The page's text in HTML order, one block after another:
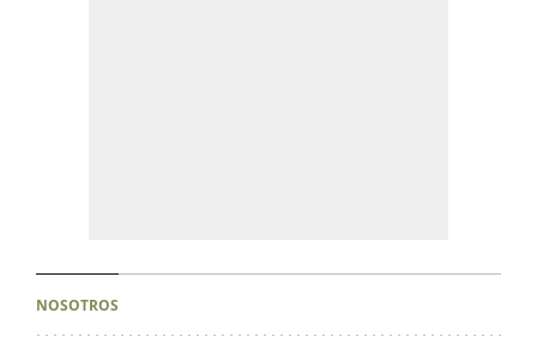
NOSOTROS